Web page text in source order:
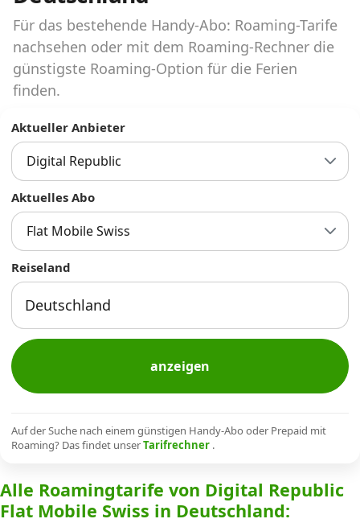
Abos für Tablets, Hotspots und Smart
Watches
Tarifrechner Handy-Abo
Infos
Alle Anbieter
Mobilfunknetz Schweiz
Handy-Abo-Aktionen
Handy-Abo kündigen oder
wechseln
Alle Mobile-Vergleiche
Internet, TV, Telefon
Kombi-Angebote
Für das bestehende Handy-Abo: Roaming-Tarife
nachsehen oder mit dem Roaming-Rechner die
günstigste Roaming-Option für die Ferien
finden.
Aktueller Anbieter
Digital Republic
Aktuelles Abo
Flat Mobile Swiss
Reiseland
anzeigen
Auf der Suche nach einem günstigen Handy-Abo oder Prepaid mit
Roaming? Das findet unserTarifrechner .
Alle Roamingtarife von Digital Republic
Flat Mobile Swiss in Deutschland: